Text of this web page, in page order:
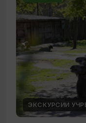
ЭКСКУРСИИ